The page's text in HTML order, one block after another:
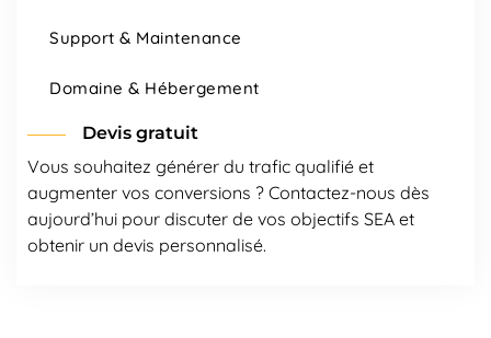
Support & Maintenance
Domaine & Hébergement
Devis gratuit
Vous souhaitez générer du trafic qualifié et
augmenter vos conversions ? Contactez-nous dès
aujourd’hui pour discuter de vos objectifs SEA et
obtenir un devis personnalisé.